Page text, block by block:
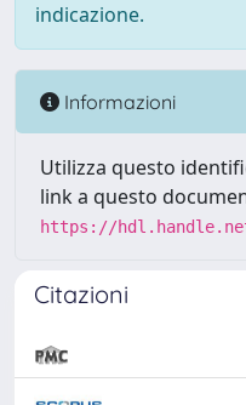
indicazione.
Informazioni
Utilizza questo
link a questo
https://
Citazioni